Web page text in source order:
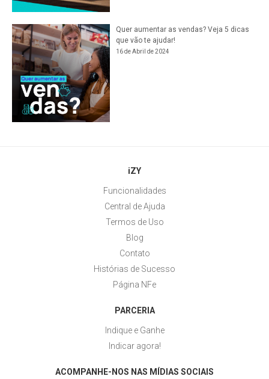
Quer aumentar as vendas? Veja 5 dicas
que vão te ajudar!
16 de Abril de 2024
iZY
Funcionalidades
Central de Ajuda
Termos de Uso
Blog
Contato
Histórias de Sucesso
Página NFe
PARCERIA
Indique e Ganhe
Indicar agora!
ACOMPANHE-NOS NAS MÍDIAS SOCIAIS